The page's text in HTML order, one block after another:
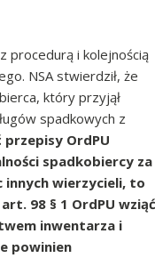
procedurą i kolejnością
NSA stwierdził, że
który przyjął
spadkowych z
przepisy OrdPU
spadkobiercy za
innych wierzycieli, to
98 § 1 OrdPU wziąć
inwentarza i
powinien